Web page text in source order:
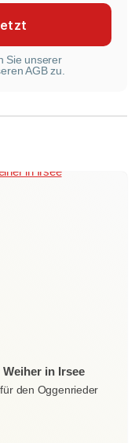
Sie unserer
AGB zu.
in Irsee
den Oggenrieder